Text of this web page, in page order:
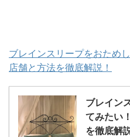
ブレインスリープをおため
店舗と方法を徹底解説！
ブレイン
てみたい
を徹底解